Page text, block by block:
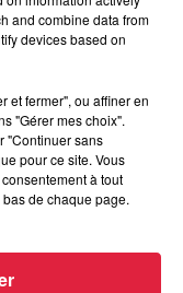
à faire en
pour découvrir la
and combine data from
devices based on
et fermer", ou affiner en
"Gérer mes choix".
"Continuer sans
pour ce site. Vous
à tout
de chaque page.